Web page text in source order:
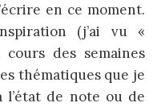
en ce moment.
(j’ai vu «
des semaines
thématiques que je
l’état de note ou de